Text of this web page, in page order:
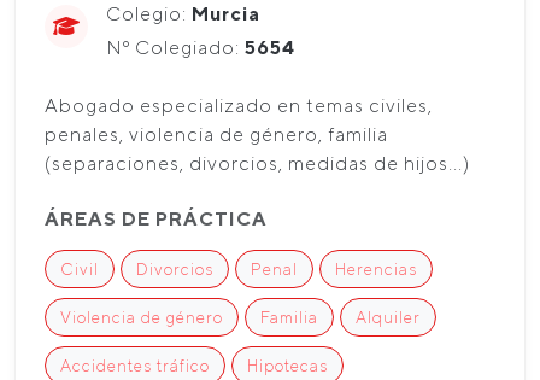
Colegio: Murcia
Nº Colegiado: 5654
Abogado especializado en temas civiles,
penales, violencia de género, familia
(separaciones, divorcios, medidas de hijos...)
ÁREAS DE PRÁCTICA
Civil Divorcios Penal Herencias
Violencia de género Familia Alquiler
Accidentes tráfico Hipotecas